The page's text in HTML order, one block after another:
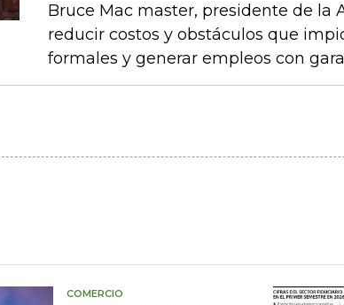
Bruce Mac master, presidente de la
reducir costos y obstáculos que
formales y generar empleos con
COMERCIO